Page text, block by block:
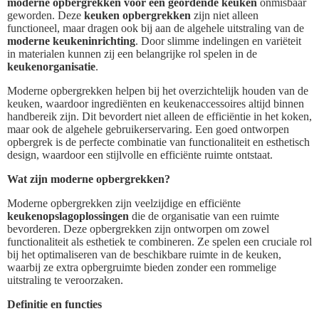
moderne opbergrekken voor een geordende keuken onmisbaar
geworden. Deze keuken opbergrekken zijn niet alleen
functioneel, maar dragen ook bij aan de algehele uitstraling van de
moderne keukeninrichting. Door slimme indelingen en variëteit
in materialen kunnen zij een belangrijke rol spelen in de
keukenorganisatie.
Moderne opbergrekken helpen bij het overzichtelijk houden van de
keuken, waardoor ingrediënten en keukenaccessoires altijd binnen
handbereik zijn. Dit bevordert niet alleen de efficiëntie in het koken,
maar ook de algehele gebruikerservaring. Een goed ontworpen
opbergrek is de perfecte combinatie van functionaliteit en esthetisch
design, waardoor een stijlvolle en efficiënte ruimte ontstaat.
Wat zijn moderne opbergrekken?
Moderne opbergrekken zijn veelzijdige en efficiënte
keukenopslagoplossingen die de organisatie van een ruimte
bevorderen. Deze opbergrekken zijn ontworpen om zowel
functionaliteit als esthetiek te combineren. Ze spelen een cruciale rol
bij het optimaliseren van de beschikbare ruimte in de keuken,
waarbij ze extra opbergruimte bieden zonder een rommelige
uitstraling te veroorzaken.
Definitie en functies